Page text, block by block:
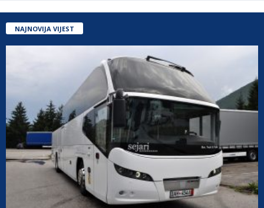
NAJNOVIJA VIJEST